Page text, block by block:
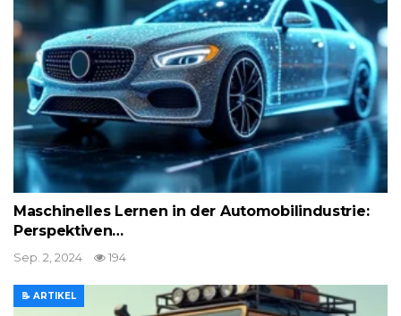
Maschinelles Lernen in der Automobilindustrie:
Perspektiven…
Sep. 2, 2024 194
📝 ARTIKEL